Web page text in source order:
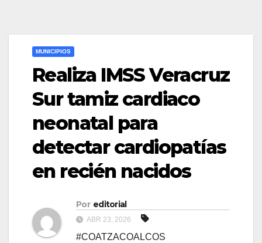
MUNICIPIOS
Realiza IMSS Veracruz
Sur tamiz cardiaco
neonatal para
detectar cardiopatías
en recién nacidos
Por editorial
ABR 23, 2026
#COATZACOALCOS